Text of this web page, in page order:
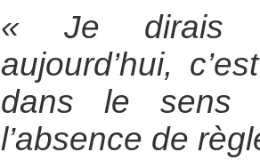
« Je dirais
aujourd’hui,
dans le sens
l’absence de